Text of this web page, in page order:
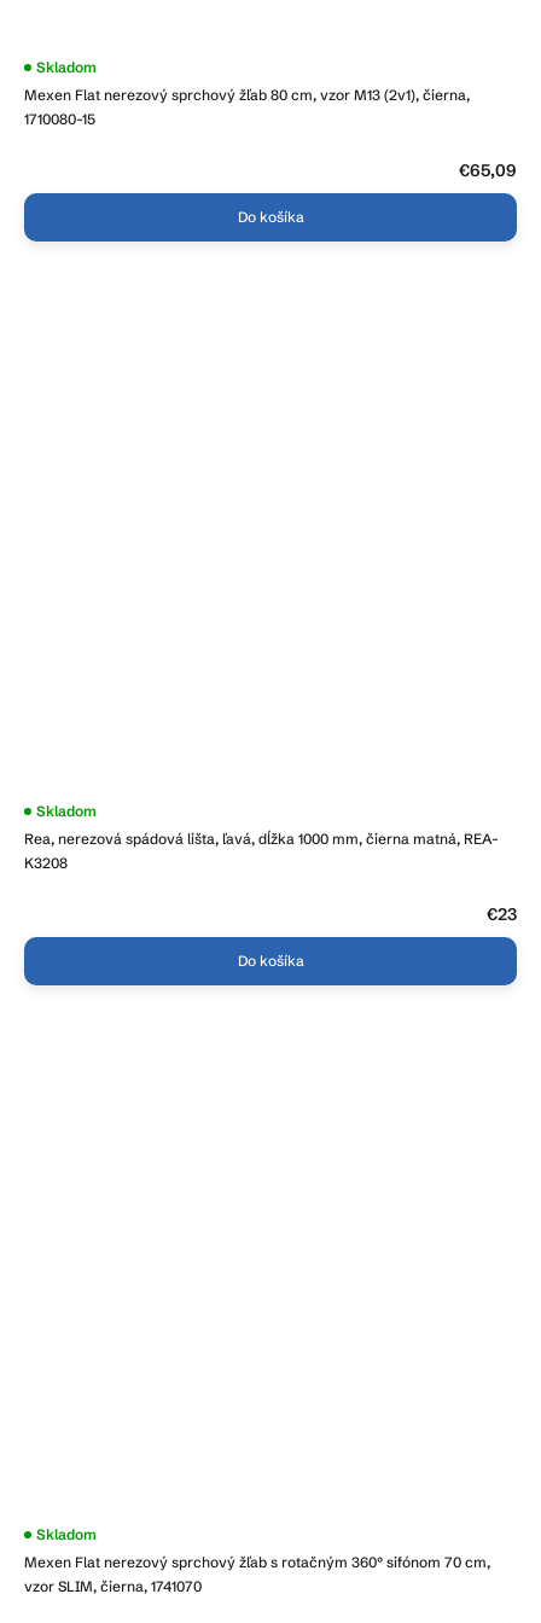
Mexen Flat nerezový sprchový žľab 80 cm, vzor M13 (2v1), čierna,
1710080-15
Priemerné
produktu
je
Skladom
€65,09
Do košíka
Rea, nerezová spádová lišta, ľavá, dĺžka 1000 mm, čierna matná, REA-
K3208
Skladom
€23
Do košíka
Mexen Flat nerezový sprchový žľab s rotačným 360° sifónom 70 cm,
vzor SLIM, čierna, 1741070
Priemerné
produktu
je
Skladom